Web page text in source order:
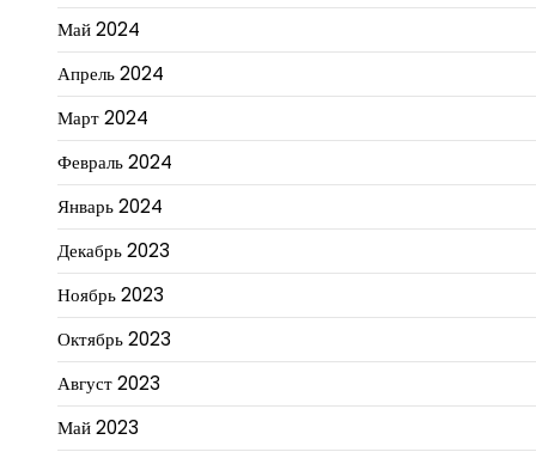
Май 2024
Апрель 2024
Март 2024
Февраль 2024
Январь 2024
Декабрь 2023
Ноябрь 2023
Октябрь 2023
Август 2023
Май 2023